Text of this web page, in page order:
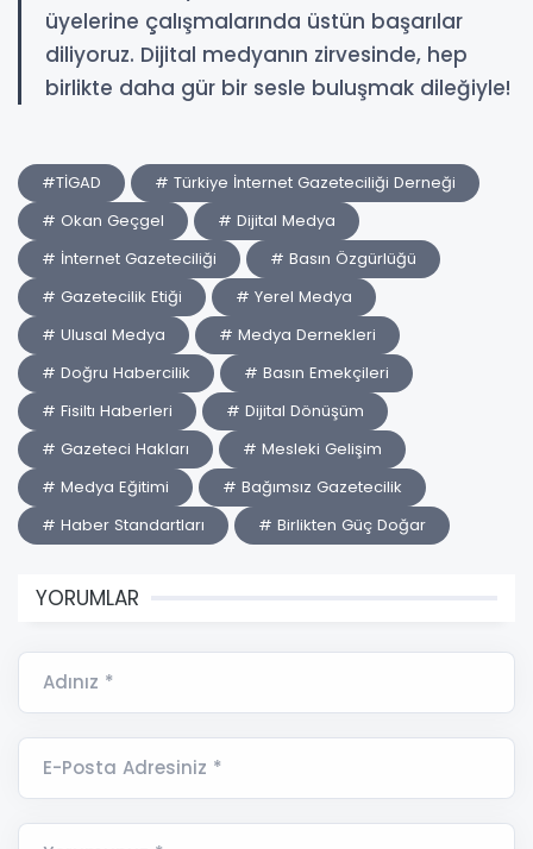
üyelerine çalışmalarında üstün başarılar
diliyoruz. Dijital medyanın zirvesinde, hep
birlikte daha gür bir sesle buluşmak dileğiyle!
#TİGAD
# Türkiye İnternet Gazeteciliği Derneği
# Okan Geçgel
# Dijital Medya
# İnternet Gazeteciliği
# Basın Özgürlüğü
# Gazetecilik Etiği
# Yerel Medya
# Ulusal Medya
# Medya Dernekleri
# Doğru Habercilik
# Basın Emekçileri
# Fisiltı Haberleri
# Dijital Dönüşüm
# Gazeteci Hakları
# Mesleki Gelişim
# Medya Eğitimi
# Bağımsız Gazetecilik
# Haber Standartları
# Birlikten Güç Doğar
YORUMLAR
Adınız *
E-Posta Adresiniz *